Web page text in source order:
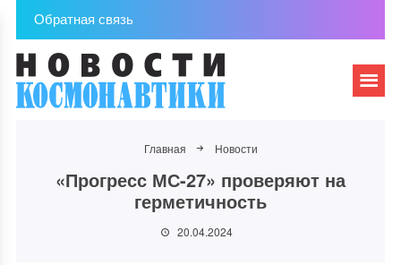
Обратная связь
Главная Новости
«Прогресс МС-27» проверяют на
герметичность
20.04.2024